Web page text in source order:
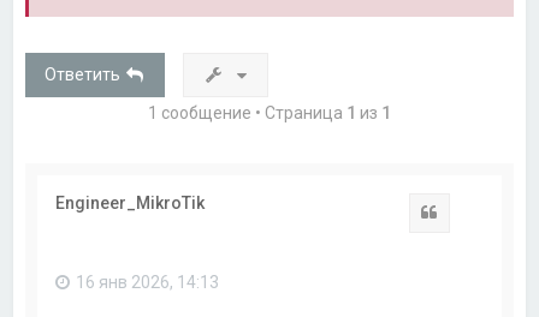
Ответить
1 сообщение • Страница 1 из 1
Engineer_MikroTik
16 янв 2026, 14:13